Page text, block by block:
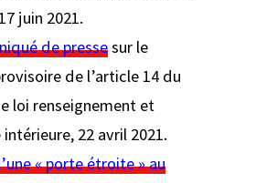
juin 2021.
de pressesur le
de l’article 14 du
loi renseignement et
22 avril 2021.
« porte étroite » au